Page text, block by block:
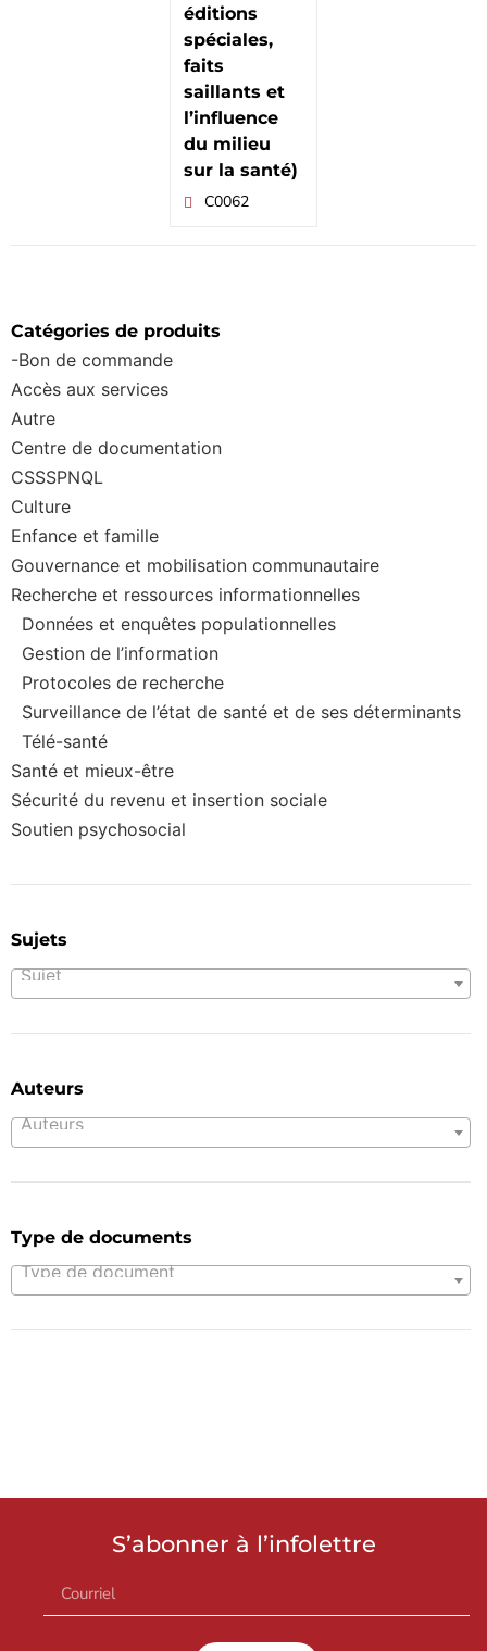
Catégories de produits
-Bon de commande
Accès aux services
Autre
Centre de documentation
CSSSPNQL
Culture
Enfance et famille
Gouvernance et mobilisation communautaire
Recherche et ressources informationnelles
Données et enquêtes populationnelles
Gestion de l’information
Protocoles de recherche
Surveillance de l’état de santé et de ses déterminants
Télé-santé
Santé et mieux-être
Sécurité du revenu et insertion sociale
Soutien psychosocial
Sujets
Sujet
Auteurs
Auteurs
Type de documents
Type de document
éditions
spéciales,
faits
saillants et
l’influence
du milieu
sur la santé)
C0062
S’abonner à l’infolettre